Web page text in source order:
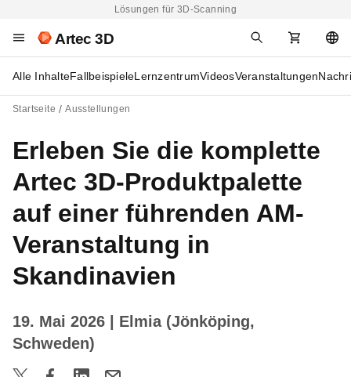
Lösungen für 3D-Scanning
Artec 3D
Alle InhalteFallbeispieleLernzentrumVideosVeranstaltungen
Startseite Ausstellungen
Erleben Sie die komplette
Artec 3D-Produktpalette
auf einer führenden AM-
Veranstaltung in
Skandinavien
19. Mai 2026
| Elmia (Jönköping,
Schweden)